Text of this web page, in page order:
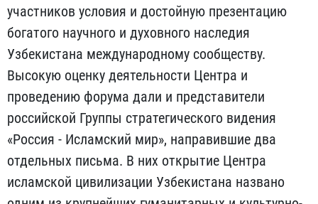
участников условия и достойную презентацию
богатого научного и духовного наследия
Узбекистана международному сообществу.
Высокую оценку деятельности Центра и
проведению форума дали и представители
российской Группы стратегического видения
«Россия - Исламский мир», направившие два
отдельных письма. В них открытие Центра
исламской цивилизации Узбекистана названо